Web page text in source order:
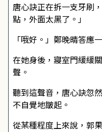
唐心訣正在拆一支牙刷
點，外面太黑了。」
「哦好。」鄭晚晴答應
在她身後，寢室門緩緩
聲。
聽到這聲音，唐心訣忽
不自覺地皺起。
從某種程度上來說，郭